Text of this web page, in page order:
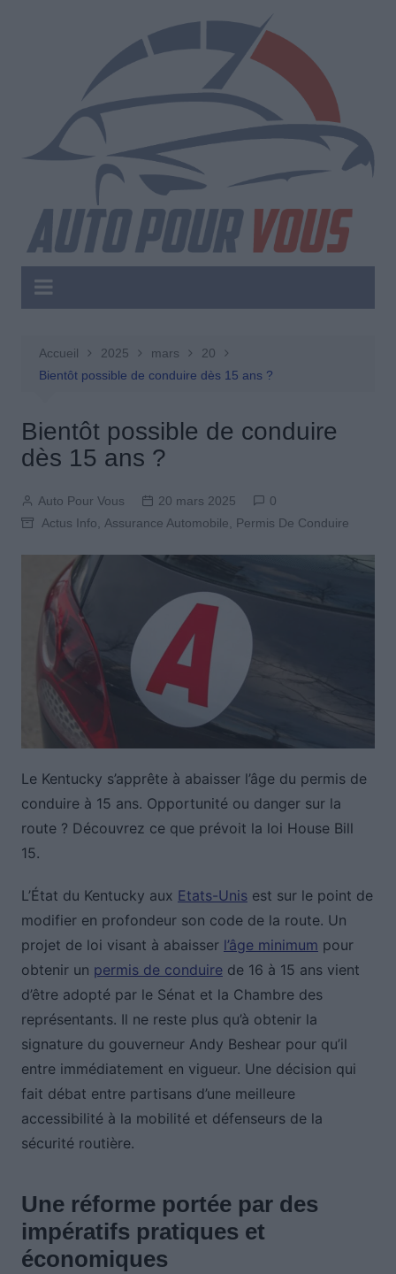
Accueil 2025 mars
20
Bientôt possible de conduire dès 15 ans ?
Bientôt possible de conduire
dès 15 ans ?
Auto Pour Vous 20 mars 2025
0
Actus Info, Assurance Automobile, Permis De Conduire
Le Kentucky s’apprête à abaisser l’âge du permis de
conduire à 15 ans. Opportunité ou danger sur la
route ? Découvrez ce que prévoit la loi House Bill
15.
L’État du Kentucky aux Etats-Unisest sur le point de
modifier en profondeur son code de la route. Un
projet de loi visant à abaisser l’âge minimum pour
obtenir un permis de conduirede 16 à 15 ans vient
d’être adopté par le Sénat et la Chambre des
représentants. Il ne reste plus qu’à obtenir la
signature du gouverneur Andy Beshear pour qu’il
entre immédiatement en vigueur. Une décision qui
fait débat entre partisans d’une meilleure
accessibilité à la mobilité et défenseurs de la
sécurité routière.
Une réforme portée par des
impératifs pratiques et
économiques